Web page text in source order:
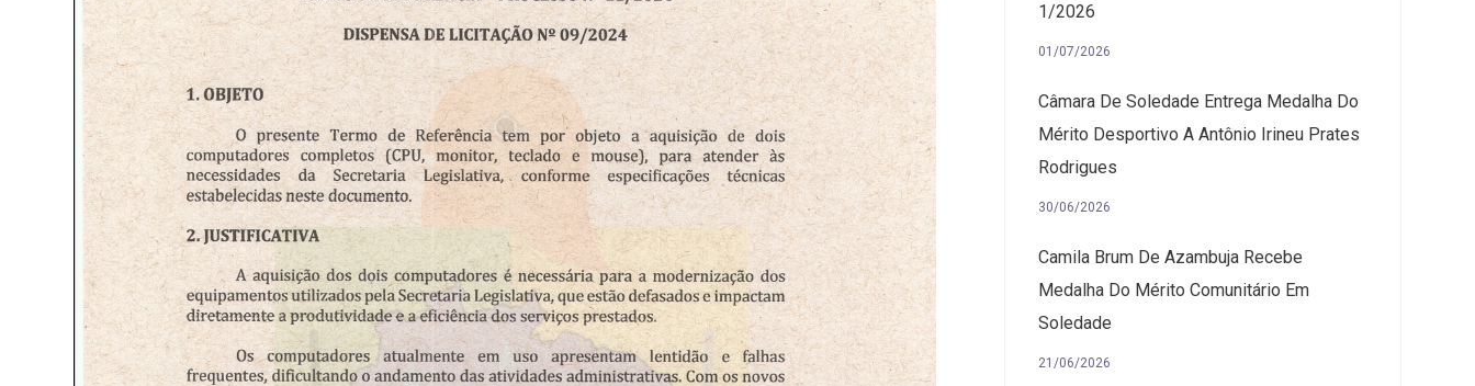
1/2026
01/07/2026
Câmara De Soledade Entrega Medalha Do
Mérito Desportivo A Antônio Irineu Prates
Rodrigues
30/06/2026
Camila Brum De Azambuja Recebe
Medalha Do Mérito Comunitário Em
Soledade
21/06/2026